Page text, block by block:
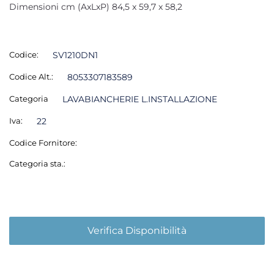
Dimensioni cm (AxLxP) 84,5 x 59,7 x 58,2
Codice: SV1210DN1
Codice Alt.: 8053307183589
Categoria LAVABIANCHERIE L.INSTALLAZIONE
Iva: 22
Codice Fornitore:
Categoria sta.:
Verifica Disponibilità